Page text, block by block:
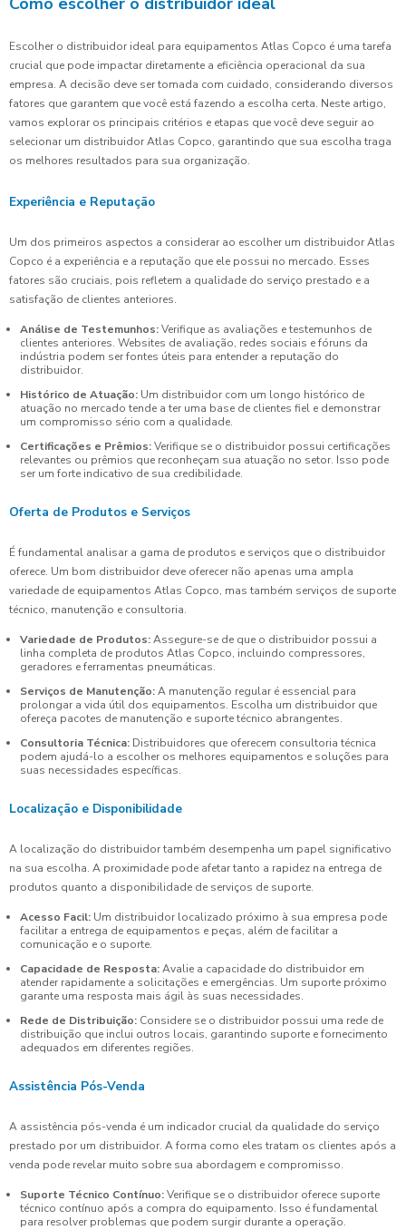
Escolher o distribuidor ideal para equipamentos Atlas Copco é uma tarefa
crucial que pode impactar diretamente a eficiência operacional da sua
empresa. A decisão deve ser tomada com cuidado, considerando diversos
fatores que garantem que você está fazendo a escolha certa. Neste artigo,
vamos explorar os principais critérios e etapas que você deve seguir ao
selecionar um distribuidor Atlas Copco, garantindo que sua escolha traga
os melhores resultados para sua organização.
Experiência e Reputação
Um dos primeiros aspectos a considerar ao escolher um distribuidor Atlas
Copco é a experiência e a reputação que ele possui no mercado. Esses
fatores são cruciais, pois refletem a qualidade do serviço prestado e a
satisfação de clientes anteriores.
Análise de Testemunhos:Verifique as avaliações e testemunhos de
clientes anteriores. Websites de avaliação, redes sociais e fóruns da
indústria podem ser fontes úteis para entender a reputação do
distribuidor.
Histórico de Atuação: Um distribuidor com um longo histórico de
atuação no mercado tende a ter uma base de clientes fiel e demonstrar
um compromisso sério com a qualidade.
Certificações e Prêmios:Verifique se o distribuidor possui certificações
relevantes ou prêmios que reconheçam sua atuação no setor. Isso pode
ser um forte indicativo de sua credibilidade.
Oferta de Produtos e Serviços
É fundamental analisar a gama de produtos e serviços que o distribuidor
oferece. Um bom distribuidor deve oferecer não apenas uma ampla
variedade de equipamentos Atlas Copco, mas também serviços de suporte
técnico, manutenção e consultoria.
Variedade de Produtos:Assegure-se de que o distribuidor possui a
linha completa de produtos Atlas Copco, incluindo compressores,
geradores e ferramentas pneumáticas.
Serviços de Manutenção:A manutenção regular é essencial para
prolongar a vida útil dos equipamentos. Escolha um distribuidor que
ofereça pacotes de manutenção e suporte técnico abrangentes.
Consultoria Técnica: Distribuidores que oferecem consultoria técnica
podem ajudá-lo a escolher os melhores equipamentos e soluções para
suas necessidades específicas.
Localização e Disponibilidade
A localização do distribuidor também desempenha um papel significativo
na sua escolha. A proximidade pode afetar tanto a rapidez na entrega de
produtos quanto a disponibilidade de serviços de suporte.
Acesso Facil: Um distribuidor localizado próximo à sua empresa pode
facilitar a entrega de equipamentos e peças, além de facilitar a
comunicação e o suporte.
Capacidade de Resposta:Avalie a capacidade do distribuidor em
atender rapidamente a solicitações e emergências. Um suporte próximo
garante uma resposta mais ágil às suas necessidades.
Rede de Distribuição: Considere se o distribuidor possui uma rede de
distribuição que inclui outros locais, garantindo suporte e fornecimento
adequados em diferentes regiões.
Assistência Pós-Venda
A assistência pós-venda é um indicador crucial da qualidade do serviço
prestado por um distribuidor. A forma como eles tratam os clientes após a
venda pode revelar muito sobre sua abordagem e compromisso.
Suporte Técnico Contínuo:Verifique se o distribuidor oferece suporte
técnico contínuo após a compra do equipamento. Isso é fundamental
para resolver problemas que podem surgir durante a operação.